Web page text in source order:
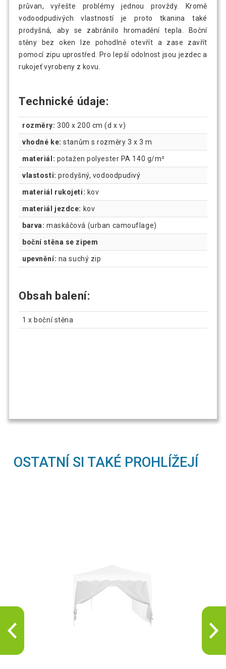
průvan, vyřešte problémy jednou provždy. Kromě
vodoodpudivých vlastností je proto tkanina také
prodyšná, aby se zabránilo hromadění tepla. Boční
stěny bez oken lze pohodlně otevřít a zase zavřít
pomocí zipu uprostřed. Pro lepší odolnost jsou jezdec a
rukojeť vyrobeny z kovu.
Technické údaje:
rozměry: 300 x 200 cm (d x v)
vhodné ke: stanům s rozměry 3 x 3 m
materiál: potažen polyester PA 140 g/m²
vlastosti: prodyšný, vodoodpudivý
materiál rukojeti: kov
materiál jezdce: kov
barva:maskáčová (urban camouflage)
boční stěna se zipem
upevnění: na suchý zip
Obsah balení:
1 x boční stěna
OSTATNÍ SI TAKÉ PROHLÍŽEJÍ